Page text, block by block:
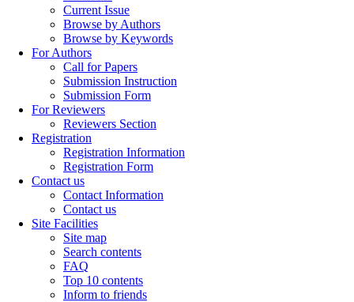
Current Issue
Browse by Authors
Browse by Keywords
For Authors
Call for Papers
Submission Instruction
Submission Form
For Reviewers
Reviewers Section
Registration
Registration Information
Registration Form
Contact us
Contact Information
Contact us
Site Facilities
Site map
Search contents
FAQ
Top 10 contents
Inform to friends